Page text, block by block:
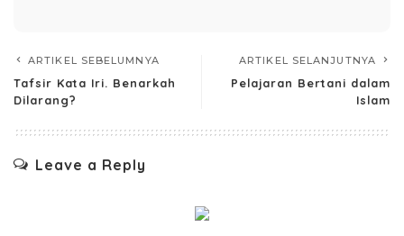
ARTIKEL SEBELUMNYA
Tafsir Kata Iri. Benarkah
Dilarang?
ARTIKEL SELANJUTNYA
Pelajaran Bertani dalam
Islam
Leave a Reply